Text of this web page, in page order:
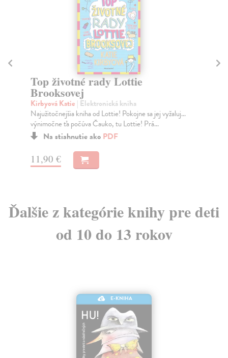
Top životné rady Lottie
Brooksovej
Kirbyová Katie | Elektronická kniha
Najužitočnejšia kniha od Lottie! Pokojne sa jej vyžaluj...
výnimočne ťa počúva Čauko, tu Lottie! Prá...
Na stiahnutie ako PDF
11,90 €
Ďalšie z kategórie knihy pre deti
od 10 do 13 rokov
E-KNIHA